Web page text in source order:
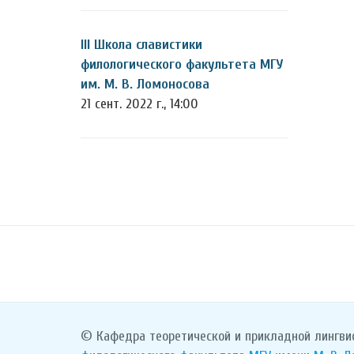
III Школа славистики
филологического факультета МГУ
им. М. В. Ломоносова
21 сент. 2022 г., 14:00
© Кафедра теоретической и прикладной